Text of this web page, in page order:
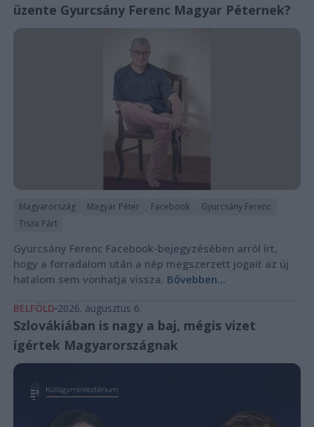
üzente Gyurcsány Ferenc Magyar Péternek?
Magyarország Magyar Péter Facebook
Gyurcsány Ferenc
Tisza Párt
Gyurcsány Ferenc Facebook-bejegyzésében arról írt,
hogy a forradalom után a nép megszerzett jogait az új
hatalom sem vonhatja vissza. Bővebben...
BELFÖLD 2026. augusztus 6.
Szlovákiában is nagy a baj, mégis vizet
ígértek Magyarországnak